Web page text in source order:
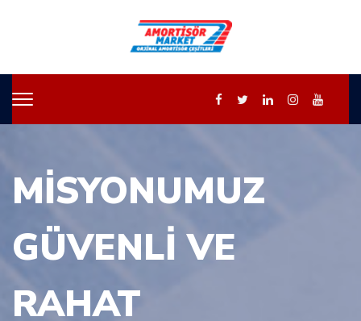
MISYONUMUZ
GÜVENLI VE
RAHAT